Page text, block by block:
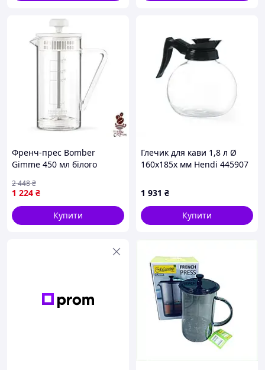
Френч-прес Bomber
Gimme 450 мл білого
ароматної кави та чаю
1 224 ₴
2 448₴
Купити
Глечик для кави 1,8 л Ø
160х185х мм Hendi 445907
1 931 ₴
Купити